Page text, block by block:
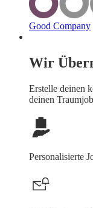
Good Company
Wir
Erstelle deinen
deinen
Personalisierte